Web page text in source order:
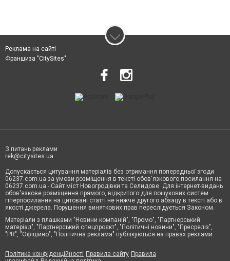
Реклама на сайті
Франшиза "CitySites"
З питань реклами
rek@citysites.ua
Допускається цитування матеріалів без отримання попередньої згоди
06237.com.ua за умови розміщення в тексті обов'язкового посилання на
06237.com.ua - Сайт міст Новогродівки та Селидове. Для інтернет-видань
обов'язкове розміщення прямого, відкритого для пошукових систем
гіперпосилання на цитовані статті не нижче другого абзацу в тексті або в
якості джерела. Порушення виняткових прав переслідується Законом.
Матеріали з плашками "Новини компаній", "Промо", "Партнерський
матеріал", "Партнерський спецпроєкт", "Політичні новини", "Пресреліз",
"PR", "Офіційно", "Політична реклама" публікуються на правах реклами.
Політика конфіденційності Правила сайту Правила